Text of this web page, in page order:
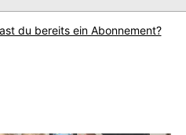
du bereits ein Abonnement?